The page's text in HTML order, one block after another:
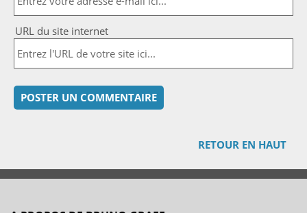
URL du site internet
RETOUR EN HAUT